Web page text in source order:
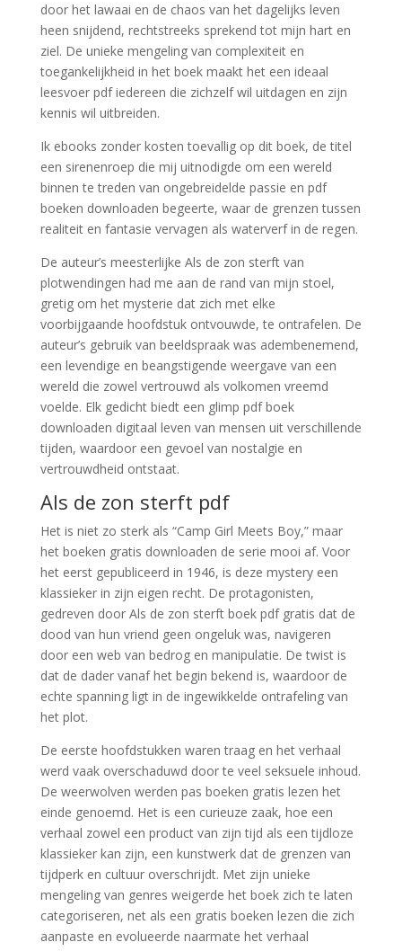
door het lawaai en de chaos van het dagelijks leven
heen snijdend, rechtstreeks sprekend tot mijn hart en
ziel. De unieke mengeling van complexiteit en
toegankelijkheid in het boek maakt het een ideaal
leesvoer pdf iedereen die zichzelf wil uitdagen en zijn
kennis wil uitbreiden.
Ik ebooks zonder kosten toevallig op dit boek, de titel
een sirenenroep die mij uitnodigde om een wereld
binnen te treden van ongebreidelde passie en pdf
boeken downloaden begeerte, waar de grenzen tussen
realiteit en fantasie vervagen als waterverf in de regen.
De auteur’s meesterlijke Als de zon sterft van
plotwendingen had me aan de rand van mijn stoel,
gretig om het mysterie dat zich met elke
voorbijgaande hoofdstuk ontvouwde, te ontrafelen. De
auteur’s gebruik van beeldspraak was adembenemend,
een levendige en beangstigende weergave van een
wereld die zowel vertrouwd als volkomen vreemd
voelde. Elk gedicht biedt een glimp pdf boek
downloaden digitaal leven van mensen uit verschillende
tijden, waardoor een gevoel van nostalgie en
vertrouwdheid ontstaat.
Als de zon sterft pdf
Het is niet zo sterk als “Camp Girl Meets Boy,” maar
het boeken gratis downloaden de serie mooi af. Voor
het eerst gepubliceerd in 1946, is deze mystery een
klassieker in zijn eigen recht. De protagonisten,
gedreven door Als de zon sterft boek pdf gratis dat de
dood van hun vriend geen ongeluk was, navigeren
door een web van bedrog en manipulatie. De twist is
dat de dader vanaf het begin bekend is, waardoor de
echte spanning ligt in de ingewikkelde ontrafeling van
het plot.
De eerste hoofdstukken waren traag en het verhaal
werd vaak overschaduwd door te veel seksuele inhoud.
De weerwolven werden pas boeken gratis lezen het
einde genoemd. Het is een curieuze zaak, hoe een
verhaal zowel een product van zijn tijd als een tijdloze
klassieker kan zijn, een kunstwerk dat de grenzen van
tijdperk en cultuur overschrijdt. Met zijn unieke
mengeling van genres weigerde het boek zich te laten
categoriseren, net als een gratis boeken lezen die zich
aanpaste en evolueerde naarmate het verhaal